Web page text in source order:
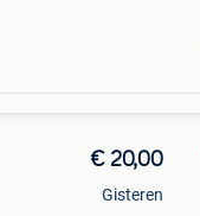
€ 20,00
Gisteren